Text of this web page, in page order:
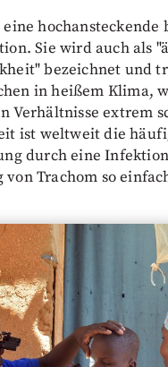
hochansteckende
Sie wird auch als
bezeichnet und
in heißem Klima,
Verhältnisse extrem
ist weltweit die
durch eine
von Trachom so